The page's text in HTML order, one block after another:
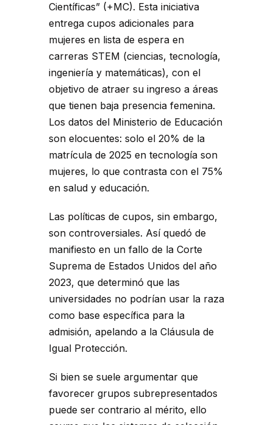
Científicas” (+MC). Esta iniciativa
entrega cupos adicionales para
mujeres en lista de espera en
carreras STEM (ciencias, tecnología,
ingeniería y matemáticas), con el
objetivo de atraer su ingreso a áreas
que tienen baja presencia femenina.
Los datos del Ministerio de Educación
son elocuentes: solo el 20% de la
matrícula de 2025 en tecnología son
mujeres, lo que contrasta con el 75%
en salud y educación.
Las políticas de cupos, sin embargo,
son controversiales. Así quedó de
manifiesto en un fallo de la Corte
Suprema de Estados Unidos del año
2023, que determinó que las
universidades no podrían usar la raza
como base específica para la
admisión, apelando a la Cláusula de
Igual Protección.
Si bien se suele argumentar que
favorecer grupos subrepresentados
puede ser contrario al mérito, ello